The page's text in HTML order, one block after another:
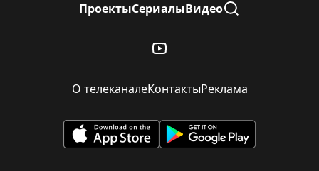
ПроектыСериалыВидео
О телеканалеКонтактыРеклама